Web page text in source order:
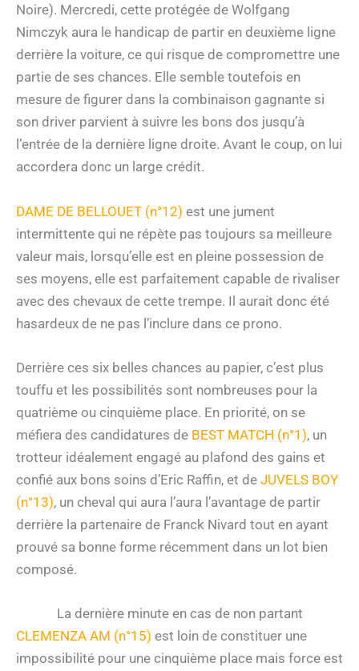
Noire). Mercredi, cette protégée de Wolfgang
Nimczyk aura le handicap de partir en deuxième ligne
derrière la voiture, ce qui risque de compromettre une
partie de ses chances. Elle semble toutefois en
mesure de figurer dans la combinaison gagnante si
son driver parvient à suivre les bons dos jusqu’à
l’entrée de la dernière ligne droite. Avant le coup, on lui
accordera donc un large crédit.
DAME DE BELLOUET (n°12) est une jument
intermittente qui ne répète pas toujours sa meilleure
valeur mais, lorsqu’elle est en pleine possession de
ses moyens, elle est parfaitement capable de rivaliser
avec des chevaux de cette trempe. Il aurait donc été
hasardeux de ne pas l’inclure dans ce prono.
Derrière ces six belles chances au papier, c’est plus
touffu et les possibilités sont nombreuses pour la
quatrième ou cinquième place. En priorité, on se
méfiera des candidatures de BEST MATCH (n°1), un
trotteur idéalement engagé au plafond des gains et
confié aux bons soins d’Eric Raffin, et de JUVELS BOY
(n°13), un cheval qui aura l’aura l’avantage de partir
derrière la partenaire de Franck Nivard tout en ayant
prouvé sa bonne forme récemment dans un lot bien
composé.
La dernière minute en cas de non partant
CLEMENZA AM (n°15) est loin de constituer une
impossibilité pour une cinquième place mais force est